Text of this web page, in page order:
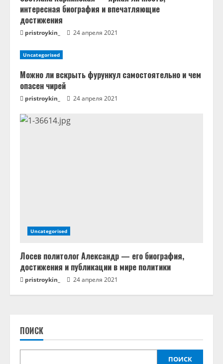
интересная биография и впечатляющие
достижения
pristroykin_ 24 апреля 2021
Uncategorised
Можно ли вскрыть фурункул самостоятельно и чем
опасен чирей
pristroykin_ 24 апреля 2021
Uncategorised
Лосев политолог Александр — его биография,
достижения и публикации в мире политики
pristroykin_ 24 апреля 2021
ПОИСК
ПОИСК